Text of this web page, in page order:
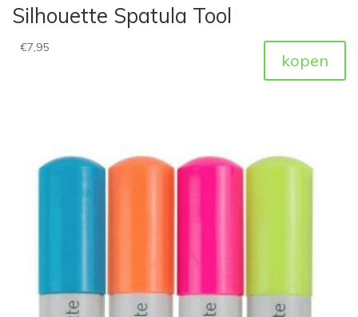
Silhouette Spatula Tool
€7,95
kopen